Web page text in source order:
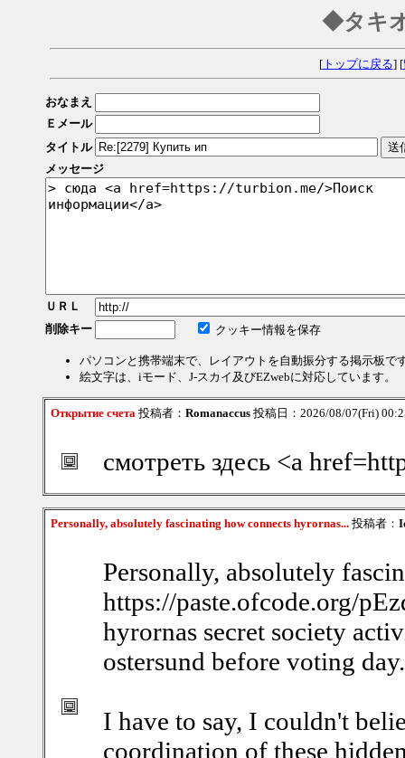
◆タキ
[トップに戻る] [
おなまえ
Ｅメール
タイトル
メッセージ
ＵＲＬ
削除キー
クッキー情報を保存
パソコンと携帯端末で、レイアウトを自動振分する掲示板で
絵文字は、iモード、J-スカイ及びEZwebに対応しています。
Открытие счета 投稿者： Romanaccus 投稿日：2026/08/07(Fri)
смотреть здесь <a
Personally, absolutely fascinating how connects hyrornas... 投稿者：
Personally, absolutely
https://paste.ofcode.org/
hyrornas secret society
ostersund before voting day.
I have to say, I couldn't
coordination of these